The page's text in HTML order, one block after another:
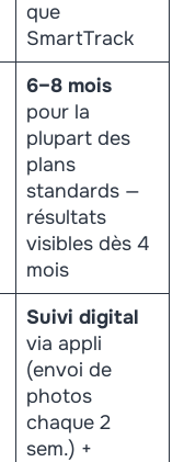
que
SmartTrack
6–8 mois
pour la
plupart des
plans
standards —
résultats
visibles dès 4
mois
Suivi digital
via appli
(envoi de
photos
chaque 2
sem.) +